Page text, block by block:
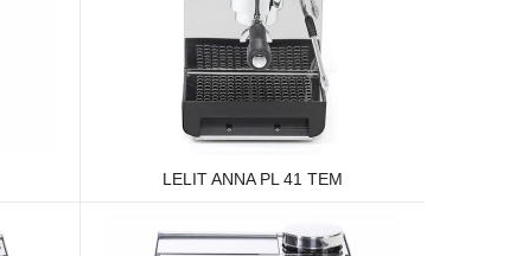
LELIT ANNA PL 41 TEM